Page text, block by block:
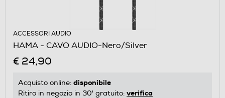
ACCESSORI AUDIO
HAMA - CAVO AUDIO-Nero/Silver
€ 24,90
Acquisto online: disponibile
Ritiro in negozio in 30' gratuito: verifica